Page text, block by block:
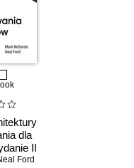
dla
II
Ford